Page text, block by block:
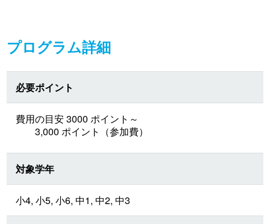
プログラム詳細
必要ポイント
費用の目安 3000 ポイント～
3,000 ポイント（参加費）
対象学年
小4, 小5, 小6, 中1, 中2, 中3